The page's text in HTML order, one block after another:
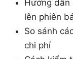
Hướng dẫn
lên phiên
So sánh
chi phí